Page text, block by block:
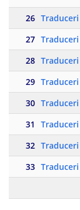
26
27
28
29
30
31
32
33